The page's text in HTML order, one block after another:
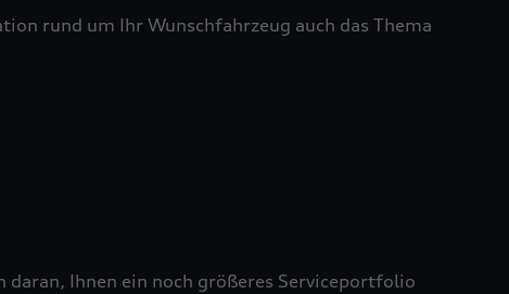
rund um Ihr Wunschfahrzeug auch das Thema
Ihnen ein noch größeres Serviceportfolio